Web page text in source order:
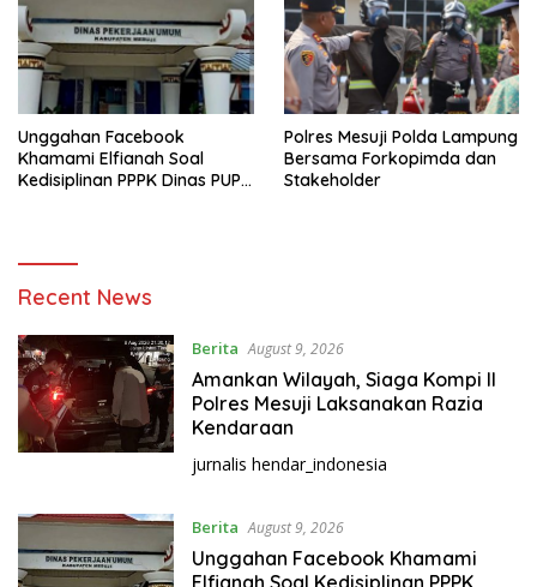
Unggahan Facebook
Khamami Elfianah Soal
Kedisiplinan PPPK Dinas PUPR
Polres Mesuji Polda Lampung
Bersama Forkopimda dan
Stakeholder
t
o
r
i
t
a
e
w
Recent News
Berita August 9, 2026
Amankan Wilayah, Siaga Kompi II
Polres Mesuji Laksanakan Razia
Kendaraan
jurnalis hendar_indonesia
Berita August 9, 2026
Unggahan Facebook Khamami
Elfianah Soal Kedisiplinan PPPK